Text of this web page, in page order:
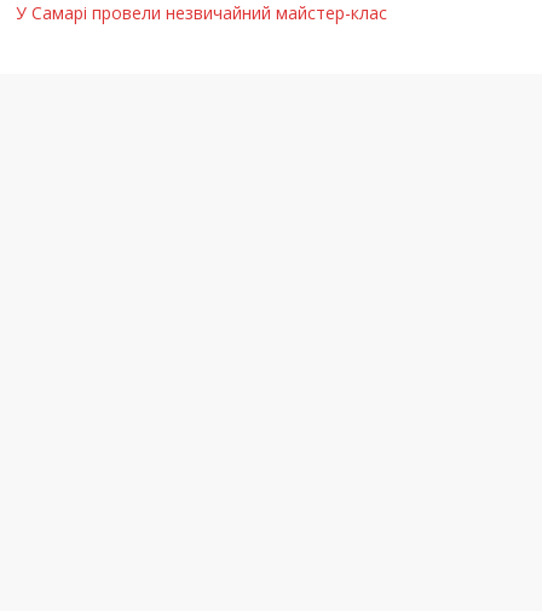
У Самарі провели незвичайний майстер-клас